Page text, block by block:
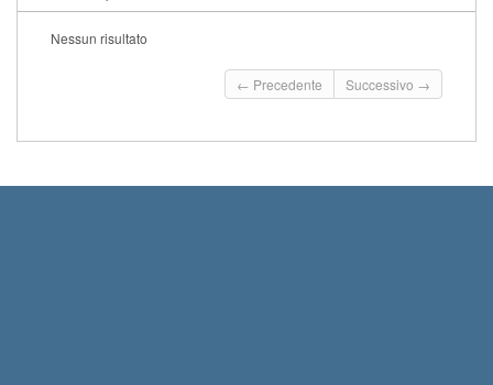
Nessun risultato
← Precedente Successivo →